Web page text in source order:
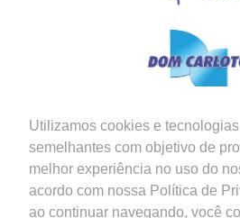
Utilizamos cookies e tecnologias
semelhantes com objetivo de
melhor experiência no uso do
acordo com nossa Política de
ao continuar navegando, você
Siga-nos em nossas